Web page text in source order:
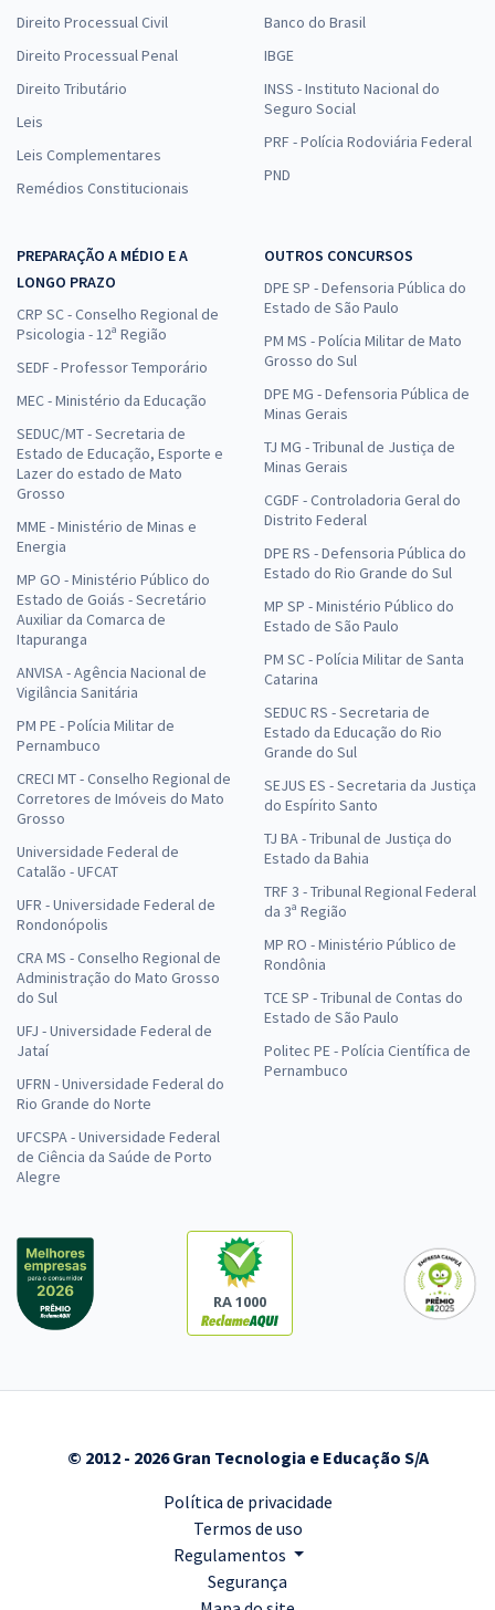
Direito Processual Civil
Direito Processual Penal
Direito Tributário
Leis
Leis Complementares
Remédios Constitucionais
Banco do Brasil
IBGE
INSS - Instituto Nacional do
Seguro Social
PRF - Polícia Rodoviária Federal
PND
PREPARAÇÃO A MÉDIO E A
LONGO PRAZO
CRP SC - Conselho Regional de
Psicologia - 12ª Região
SEDF - Professor Temporário
MEC - Ministério da Educação
SEDUC/MT - Secretaria de
Estado de Educação, Esporte e
Lazer do estado de Mato
Grosso
MME - Ministério de Minas e
Energia
MP GO - Ministério Público do
Estado de Goiás - Secretário
Auxiliar da Comarca de
Itapuranga
ANVISA - Agência Nacional de
Vigilância Sanitária
PM PE - Polícia Militar de
Pernambuco
CRECI MT - Conselho Regional de
Corretores de Imóveis do Mato
Grosso
Universidade Federal de
Catalão - UFCAT
UFR - Universidade Federal de
Rondonópolis
CRA MS - Conselho Regional de
Administração do Mato Grosso
do Sul
UFJ - Universidade Federal de
Jataí
UFRN - Universidade Federal do
Rio Grande do Norte
UFCSPA - Universidade Federal
de Ciência da Saúde de Porto
Alegre
OUTROS CONCURSOS
DPE SP - Defensoria Pública do
Estado de São Paulo
PM MS - Polícia Militar de Mato
Grosso do Sul
DPE MG - Defensoria Pública de
Minas Gerais
TJ MG - Tribunal de Justiça de
Minas Gerais
CGDF - Controladoria Geral do
Distrito Federal
DPE RS - Defensoria Pública do
Estado do Rio Grande do Sul
MP SP - Ministério Público do
Estado de São Paulo
PM SC - Polícia Militar de Santa
Catarina
SEDUC RS - Secretaria de
Estado da Educação do Rio
Grande do Sul
SEJUS ES - Secretaria da Justiça
do Espírito Santo
TJ BA - Tribunal de Justiça do
Estado da Bahia
TRF 3 - Tribunal Regional Federal
da 3ª Região
MP RO - Ministério Público de
Rondônia
TCE SP - Tribunal de Contas do
Estado de São Paulo
Politec PE - Polícia Científica de
Pernambuco
RA 1000
© 2012 - 2026 Gran Tecnologia e Educação S/A
Política de privacidade
Termos de uso
Regulamentos
Segurança